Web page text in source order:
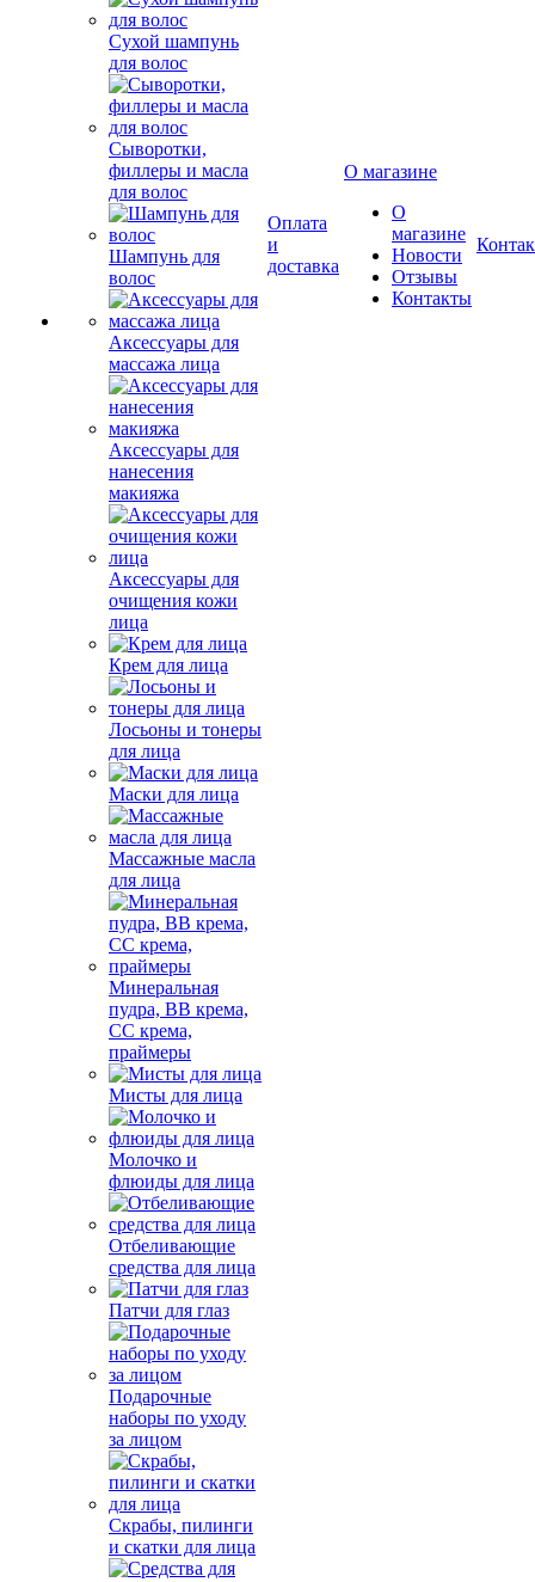
Сухой шампунь
для волос
Сыворотки,
филлеры и масла
для волос
Шампунь для
волос
Аксессуары для
массажа лица
Аксессуары для
нанесения
макияжа
Аксессуары для
очищения кожи
лица
Крем для лица
Лосьоны и тонеры
для лица
Маски для лица
Массажные масла
для лица
Минеральная
пудра, BB крема,
СС крема,
праймеры
Мисты для лица
Молочко и
флюиды для лица
Отбеливающие
средства для лица
Патчи для глаз
Подарочные
наборы по уходу
за лицом
Скрабы, пилинги
и скатки для лица
Оплата
и
доставка
О магазине
О
магазине
Новости
Отзывы
Контакты